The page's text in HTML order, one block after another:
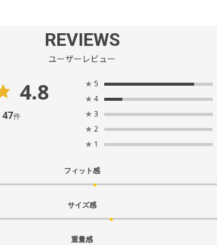
REVIEWS
ユーザーレビュー
4.8
47件
★ 5
★ 4
★ 3
★ 2
★ 1
フィット感
サイズ感
重量感